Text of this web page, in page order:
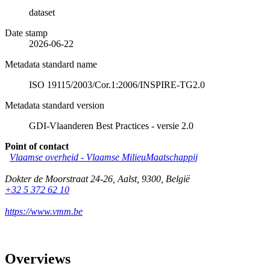
dataset
Date stamp
2026-06-22
Metadata standard name
ISO 19115/2003/Cor.1:2006/INSPIRE-TG2.0
Metadata standard version
GDI-Vlaanderen Best Practices - versie 2.0
Point of contact
Vlaamse overheid - Vlaamse MilieuMaatschappij
Dokter de Moorstraat 24-26 Aalst, 9300 België
+32 5 372 62 10
https://www.vmm.be
Overviews